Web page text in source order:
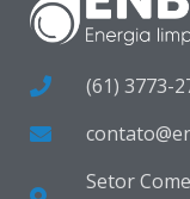
(61) 3773-
Setor